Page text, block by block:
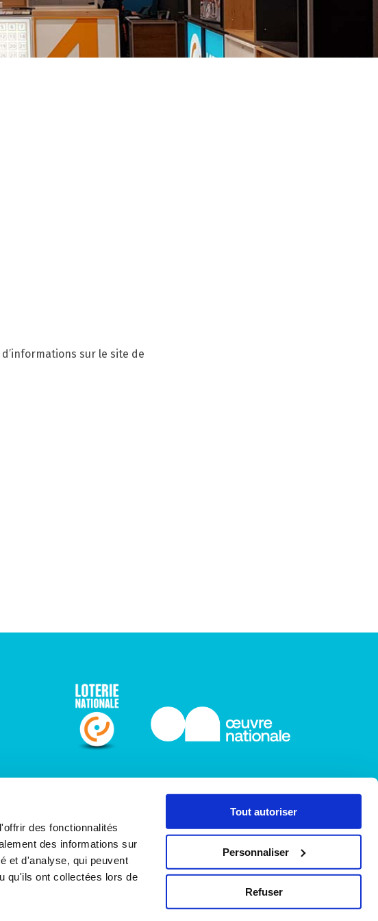
des fonctionnalités
des informations sur
et d'analyse, qui peuvent
qu'ils ont collectées lors de
Tout autoriser
Personnaliser
Refuser
sur le site de
Instagram